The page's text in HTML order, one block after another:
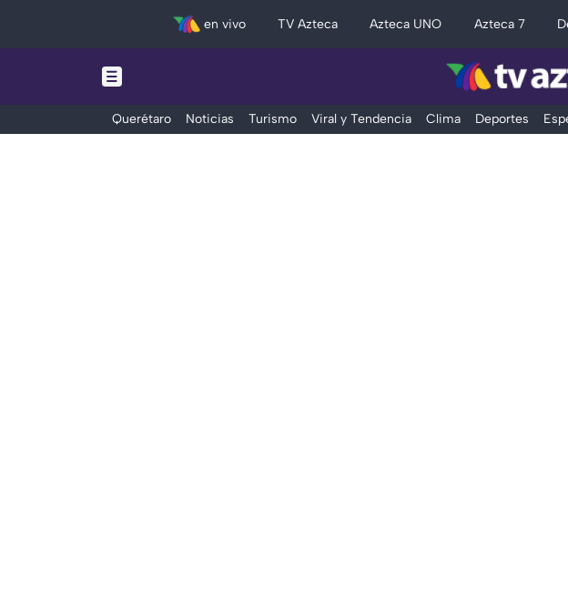
en vivo TV Azteca Azteca UNO Azteca 7
Querétaro Noticias Turismo Viral y Tendencia Clima Deportes